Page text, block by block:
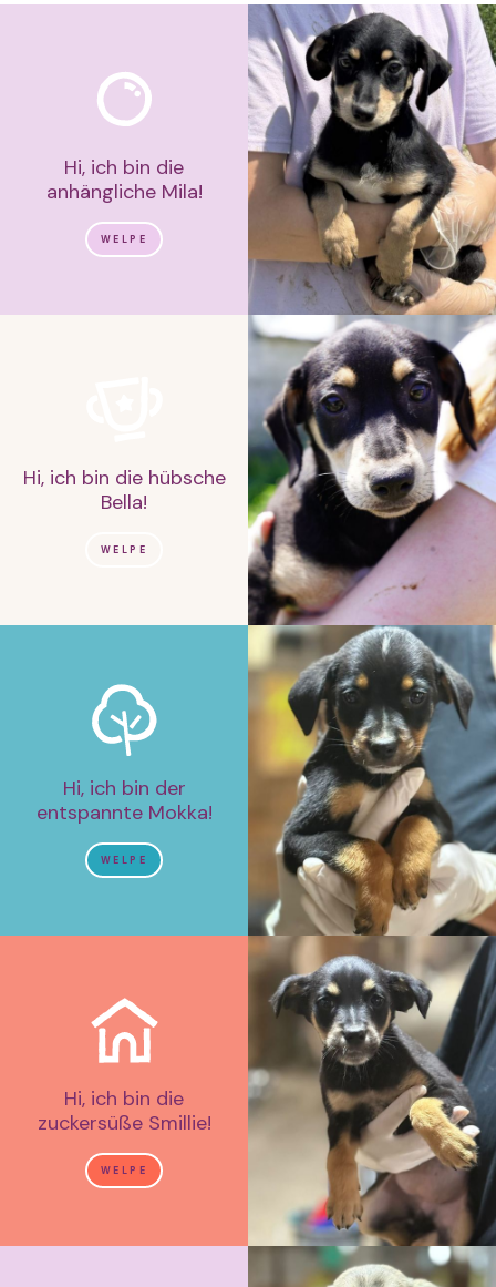
Hi, ich bin die
anhängliche Mila!
WELPE
Hi, ich bin die hübsche
Bella!
WELPE
Hi, ich bin der
entspannte Mokka!
WELPE
Hi, ich bin die
zuckersüße Smillie!
WELPE